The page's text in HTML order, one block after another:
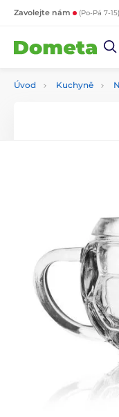
Zavolejte nám (Po-Pá 7-15)
Úvod Kuchyně